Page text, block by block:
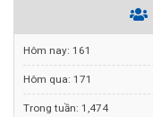
Hôm nay: 161
Hôm qua: 171
Trong tuần: 1,474